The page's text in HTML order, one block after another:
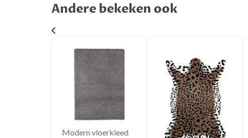
Andere bekeken ook
Modern vloerkleed